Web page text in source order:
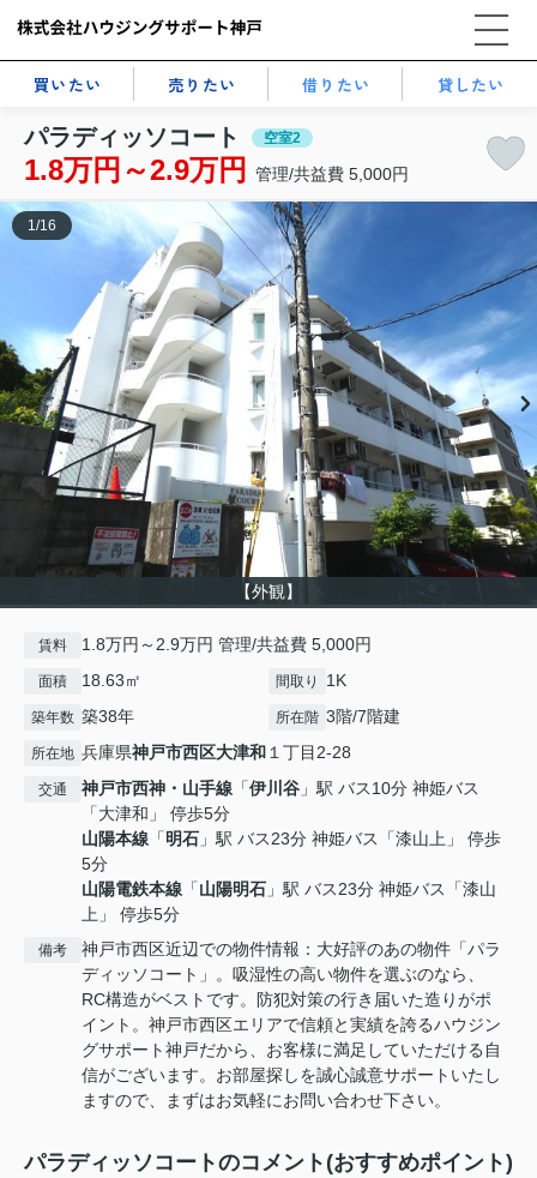
買いたい 売りたい 借りたい 貸したい
パラディッソコート 空室2
1.8万円～2.9万円 管理/共益費 5,000円
【外観】
1/16
賃料 1.8万円～2.9万円 管理/共益費 5,000円
面積 18.63㎡ 間取り 1K
築年数 築38年 所在階 3階/7階建
所在地 兵庫県神戸市西区大津和 １丁目2-28
交通 神戸市西神・山手線 「伊川谷 」駅 バス10分 神姫バス
「大津和」 停歩5分
山陽本線 「明石 」駅 バス23分 神姫バス「漆山上」 停歩
5分
山陽電鉄本線 「山陽明石 」駅 バス23分 神姫バス「漆山
上」 停歩5分
備考
神戸市西区近辺での物件情報：大好評のあの物件「パラ
ディッソコート」。吸湿性の高い物件を選ぶのなら、
RC構造がベストです。防犯対策の行き届いた造りがポ
イント。神戸市西区エリアで信頼と実績を誇るハウジン
グサポート神戸だから、お客様に満足していただける自
信がございます。お部屋探しを誠心誠意サポートいたし
ますので、まずはお気軽にお問い合わせ下さい。
パラディッソコートのコメント(おすすめポイント)